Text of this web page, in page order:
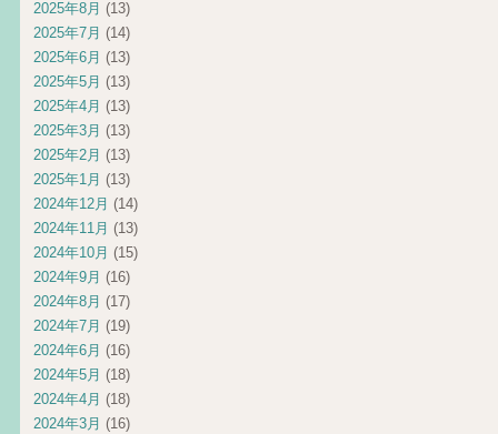
2025年8月 (13)
2025年7月 (14)
2025年6月 (13)
2025年5月 (13)
2025年4月 (13)
2025年3月 (13)
2025年2月 (13)
2025年1月 (13)
2024年12月 (14)
2024年11月 (13)
2024年10月 (15)
2024年9月 (16)
2024年8月 (17)
2024年7月 (19)
2024年6月 (16)
2024年5月 (18)
2024年4月 (18)
2024年3月 (16)